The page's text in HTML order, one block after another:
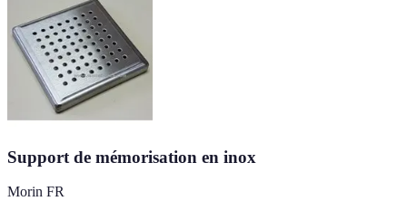
Support de mémorisation en inox
Morin FR